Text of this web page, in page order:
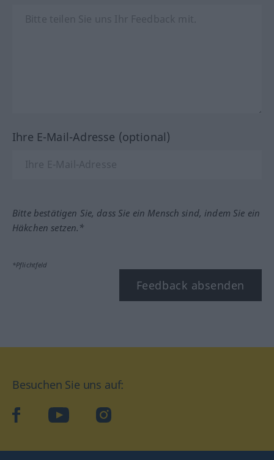
Ihre E-Mail-Adresse (optional)
Bitte bestätigen Sie, dass Sie ein Mensch sind, indem Sie ein
Häkchen setzen.*
*Pflichtfeld
Feedback absenden
Besuchen Sie uns auf:
facebookYouTube Instagram